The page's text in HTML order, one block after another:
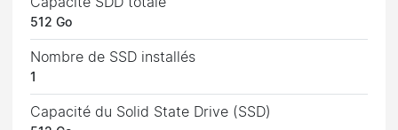
Capacité SDD totale
512 Go
Nombre de SSD installés
1
Capacité du Solid State Drive (SSD)